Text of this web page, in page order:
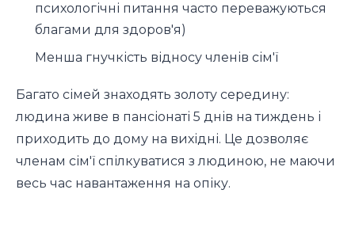
психологічні питання часто переважуються
благами для здоров'я)
Менша гнучкість відносу членів сім'ї
Багато сімей знаходять золоту середину:
людина живе в пансіонаті 5 днів на тиждень і
приходить до дому на вихідні. Це дозволяє
членам сім'ї спілкуватися з людиною, не маючи
весь час навантаження на опіку.